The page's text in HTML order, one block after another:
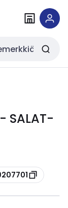
SALAT-